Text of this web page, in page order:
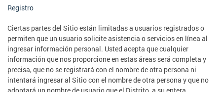
Registro
Ciertas partes del Sitio están limitadas a usuarios registrados o
permiten que un usuario solicite asistencia o servicios en línea al
ingresar información personal. Usted acepta que cualquier
información que nos proporcione en estas áreas será completa y
precisa, que no se registrará con el nombre de otra persona ni
intentará ingresar al Sitio con el nombre de otra persona y que no